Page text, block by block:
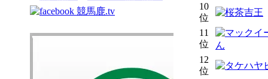
10
位
11
位
12
位